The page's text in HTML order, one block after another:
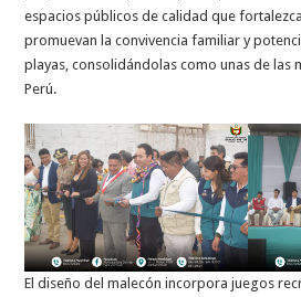
espacios públicos de calidad que
promuevan la convivencia familiar y
playas, consolidándolas como unas de las
Perú.
El diseño del malecón incorpora juegos